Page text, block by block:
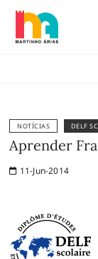
Skip
content
NOTÍCIAS DELF
Aprender
11-Jun-2014